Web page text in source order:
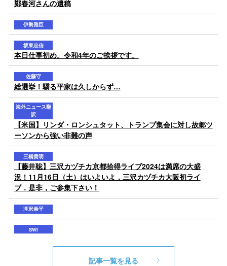
記事一覧を見る